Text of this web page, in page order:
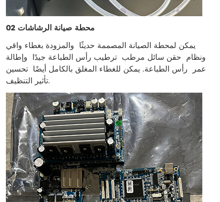
02 محطة صيانة الرشاشات
يمكن لمحطة الصيانة المصممة حديثًا والمزودة بغطاء واقي
ونظام حقن سائل مرطب ترطيب رأس الطباعة جيدًا وإطالة
عمر رأس الطباعة. يمكن للغطاء المغلق بالكامل أيضًا تحسين
تأثير التنظيف.